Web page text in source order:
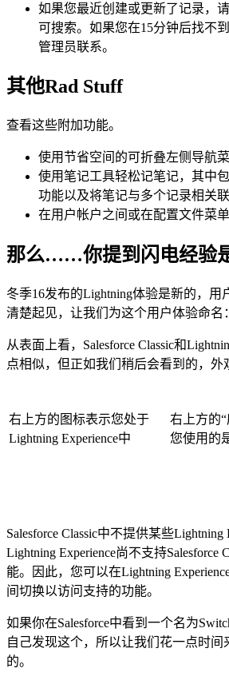
如果您最近创建或更新了记录，
可搜索。如果您在15分钟后找不
管理员联系。
其他Rad Stuff
查看这些附加功能。
使用节省空间的可折叠左侧导航
使用笔记工具轻松记笔记，其中
功能以及将笔记与多个记录相关联
在用户帐户之间或在配置文件菜单
那么……你提到闪电经验
冬季16发布的Lightning体验是新的，用
清楚起见，让我们为这个用户体验命名：
从表面上看，Salesforce Classic和
点相似，但正如我们稍后会看到的，外
右上方的图标表示您处于
Lightning Experience中
右上方的
您使用的
Salesforce Classic中不提供某些Lightning
Lightning Experience尚不支持Salesforce
能。因此，您可以在Lightning
间切换以访问支持的功能。
如果你在Salesforce中看到一个名为
自己发现这个，所以让我们花一点时间
的。